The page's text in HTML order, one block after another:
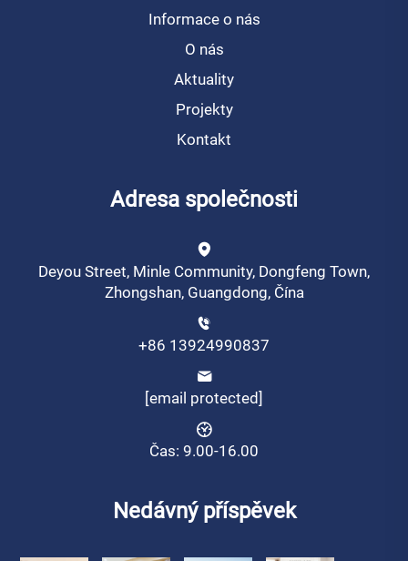
Informace o nás
O nás
Aktuality
Projekty
Kontakt
Adresa společnosti
Deyou Street, Minle Community, Dongfeng Town,
Zhongshan, Guangdong, Čína
+86 13924990837
[email protected]
Čas: 9.00-16.00
Nedávný příspěvek